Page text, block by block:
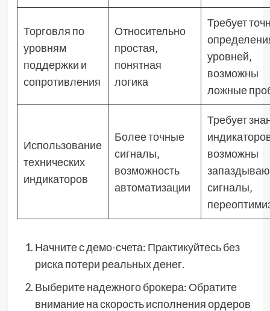
Торговля по
уровням
поддержки и
сопротивления
Относительно
простая‚
понятная
логика
Требует
уровней‚
возможны
ложные
Использование
технических
индикаторов
Более точные
сигналы‚
возможность
автоматизации
Требует
возможны
сигналы‚
Начните с демо-счета: Практикуйтесь без
риска потери реальных денег.
Выберите надежного брокера: Обратите
внимание на скорость исполнения ордеров